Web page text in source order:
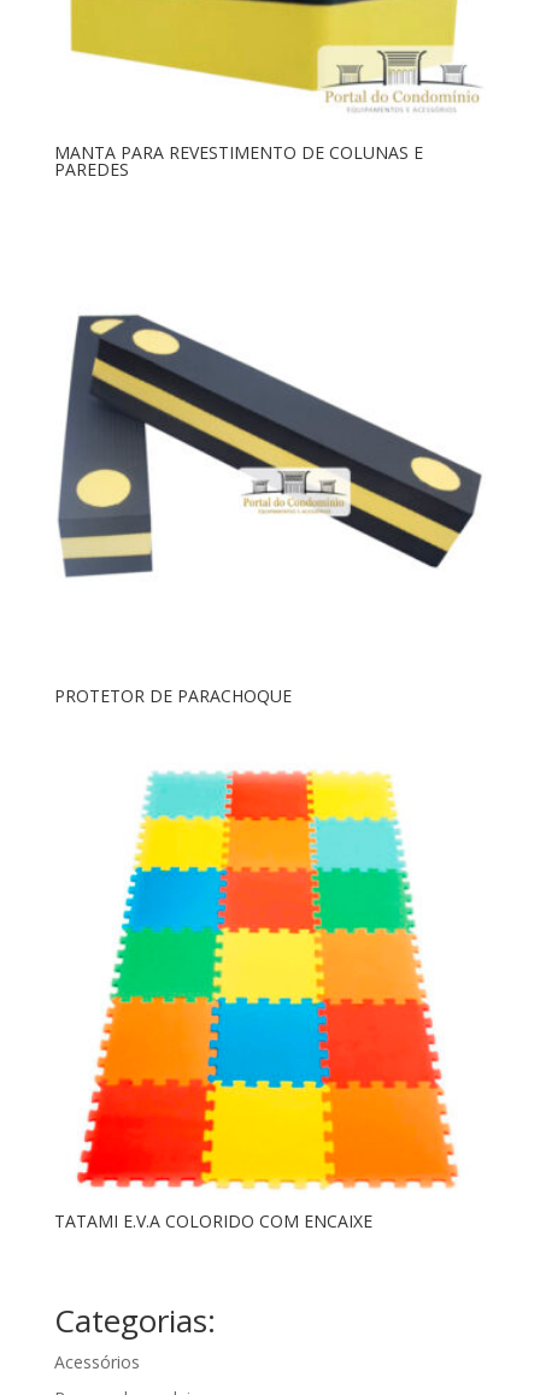
MANTA PARA REVESTIMENTO DE COLUNAS E
PAREDES
PROTETOR DE PARACHOQUE
TATAMI E.V.A COLORIDO COM ENCAIXE
Categorias:
Acessórios